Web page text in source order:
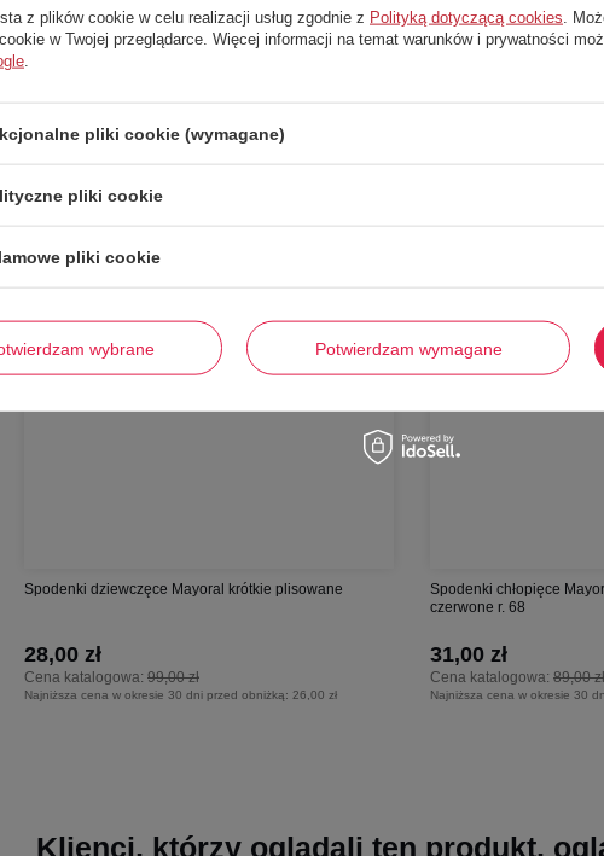
Spodenki dziewczęce Mayoral krótkie plisowane
Cena katalogowa: 99,00 zł
28,00 zł
Najniższa cena w okresie 30 dni przed obniżką: 26,00 zł
Spodenki chłopięce
czerwone r. 68
Cena katalogowa: 89,00 zł
31,00 zł
Najniższa cena w okresie 30
Klienci, którzy oglądali ten produkt,
z plików cookie w celu realizacji usług zgodnie z Polityką dotyczącą cookies .
w Twojej przeglądarce. Więcej informacji na temat warunków i prywatności
pliki cookie (wymagane)
pliki cookie
pliki cookie
wybrane Potwierdzam wymagane